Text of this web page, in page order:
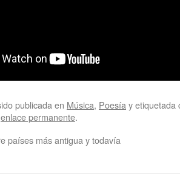
publicada en Música, Poesía y etiquetada
enlace permanente.
países más antigua y todavía